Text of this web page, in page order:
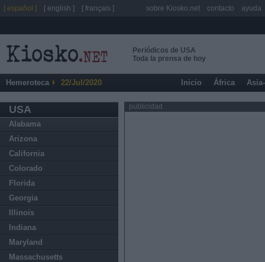
Periódicos de USA
Toda la prensa de hoy
Hemeroteca 22/Jul/2020 Inicio África
USA
Alabama
Arizona
California
Colorado
Florida
Georgia
Illinois
Indiana
Maryland
Massachusetts
publicidad
[ español ] [ english ] [ français ] sobre Kiosko.net contacto ayuda